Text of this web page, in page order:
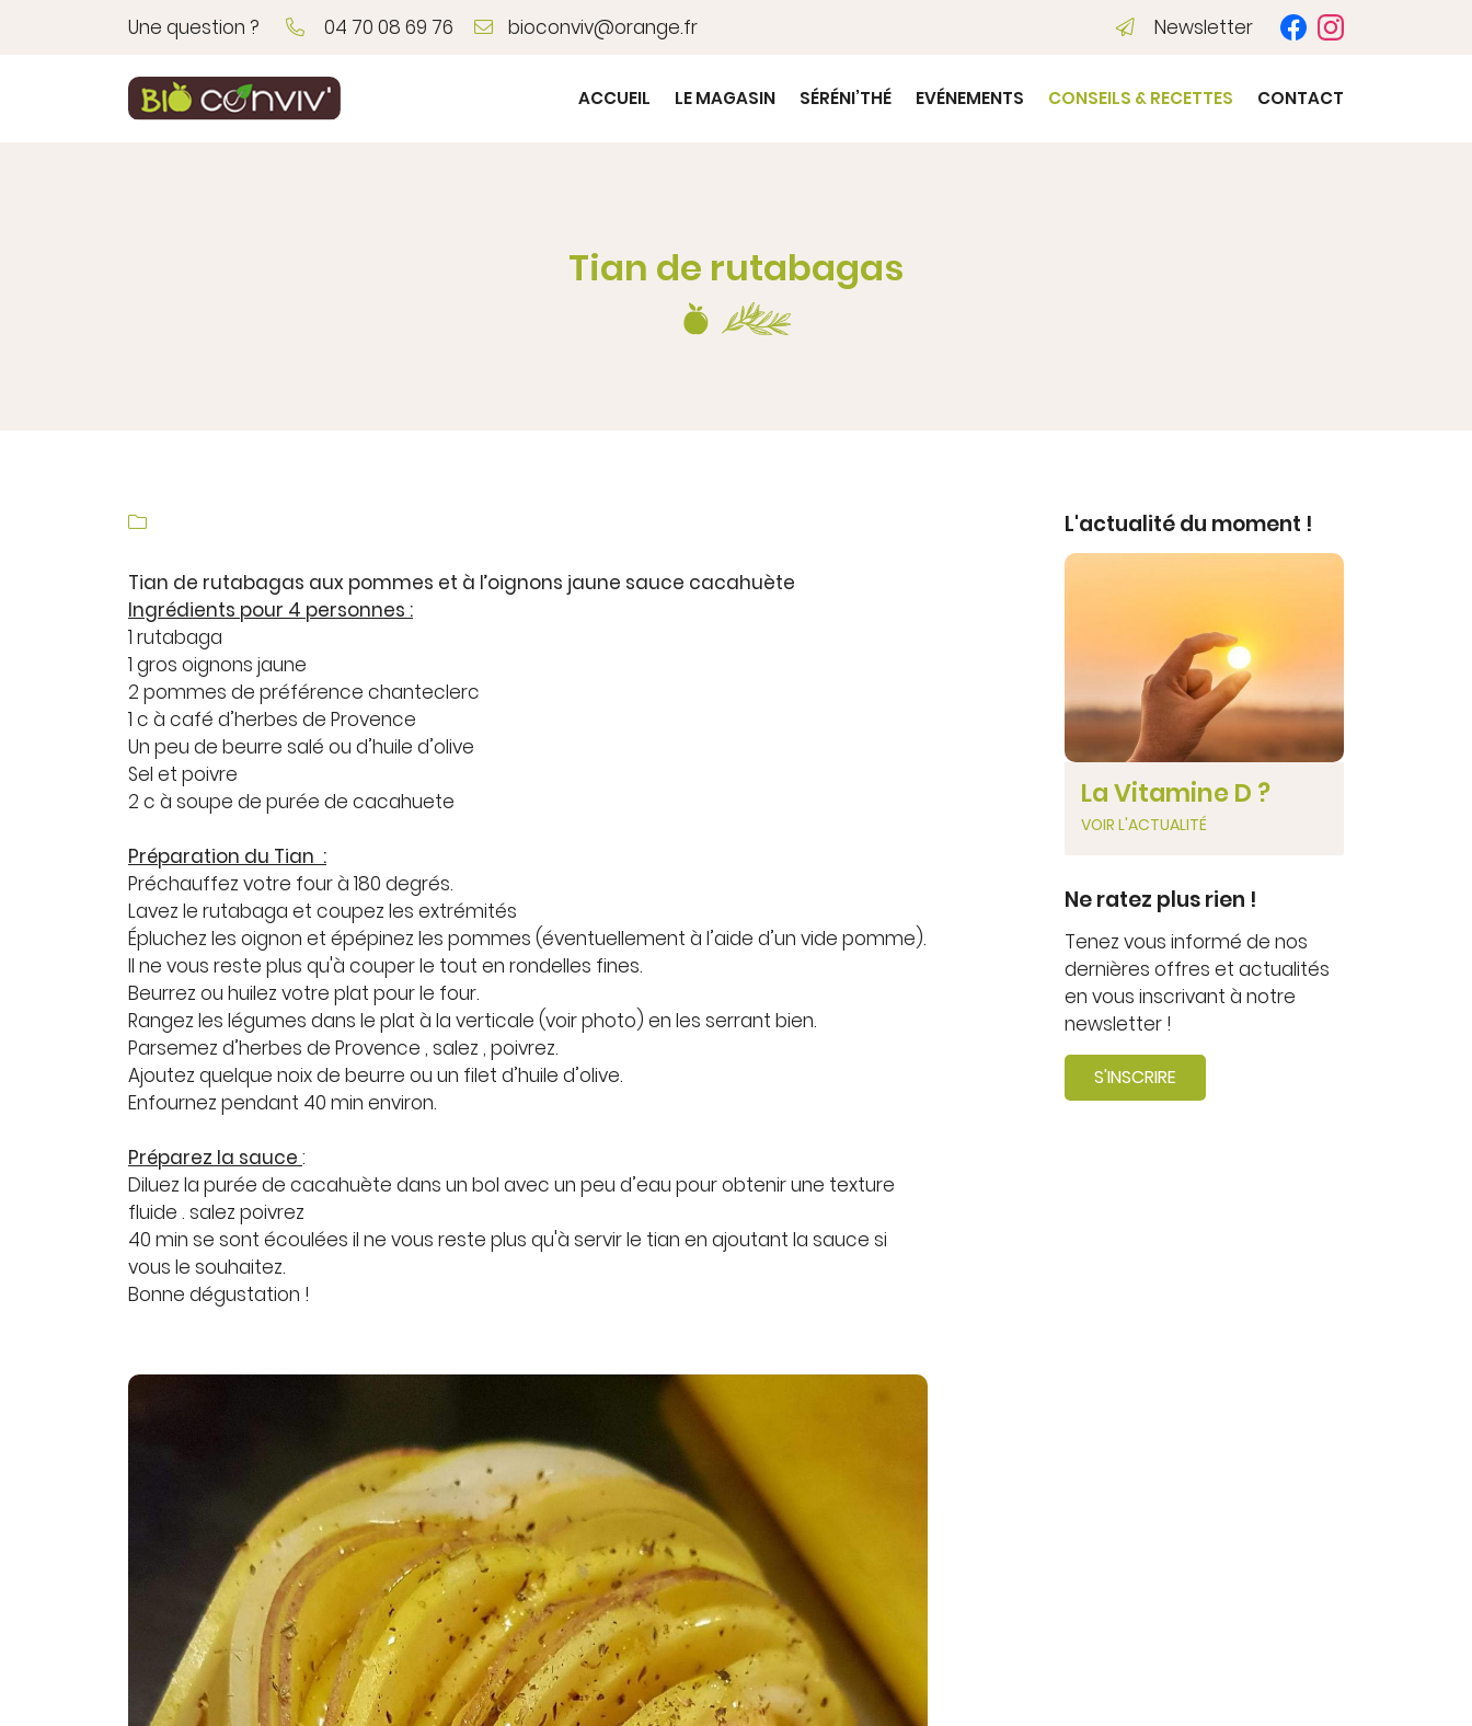
Une question ? 04 70 08 69 76 Newsletter
ACCUEIL LE MAGASIN SÉRÉNI’THÉ EVÉNEMENTS CONSEILS & RECETTES CONTACT
1, Rue de Maupertuis
04 70 08 69 76
En cochant cette case, vous consentez à recevoir nos propositions
commerciales à l'adresse email indiqué ci-dessus. Vous pouvez vous
désinscrire à tout moment en utilisant
INSCRIPTION
Tian de rutabagas

Tian de rutabagas aux pommes et à l’oignons jaune sauce cacahuète
Ingrédients pour 4 personnes :
1 rutabaga
1 gros oignons jaune
2 pommes de préférence chanteclerc
1 c à café d’herbes de Provence
Un peu de beurre salé ou d’huile d’olive
Sel et poivre
2 c à soupe de purée de cacahuete
Préparation du Tian :
Préchauffez votre four à 180 degrés.
Lavez le rutabaga et coupez les extrémités
Épluchez les oignon et épépinez les pommes (éventuellement à l’aide d’un vide pomme).
Il ne vous reste plus qu'à couper le tout en rondelles fines.
Beurrez ou huilez votre plat pour le four.
Rangez les légumes dans le plat à la verticale (voir photo) en les serrant bien.
Parsemez d’herbes de Provence , salez , poivrez.
Ajoutez quelque noix de beurre ou un filet d’huile d’olive.
Enfournez pendant 40 min environ.
Préparez la sauce :
Diluez la purée de cacahuète dans un bol avec un peu d’eau pour obtenir une texture
fluide . salez poivrez
40 min se sont écoulées il ne vous reste plus qu'à servir le tian en ajoutant la sauce si
vous le souhaitez.
Bonne dégustation !
L'actualité du moment !
La Vitamine D ?
VOIR L'ACTUALITÉ
Ne ratez plus rien !
Tenez vous informé de nos
dernières offres et actualités
en vous inscrivant à notre
newsletter !
S'INSCRIRE